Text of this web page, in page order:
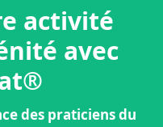
activité
avec
des praticiens du